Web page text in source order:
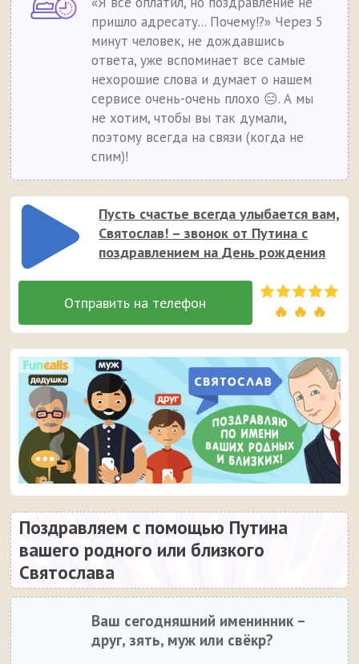
пришло адресату... Почему!?» Через 5
минут человек, не дождавшись
ответа, уже вспоминает все самые
нехорошие слова и думает о нашем
сервисе очень-очень плохо 😑. А мы
не хотим, чтобы вы так думали,
поэтому всегда на связи (когда не
спим)!
Пусть счастье всегда улыбается вам,
Святослав! – звонок от Путина с
поздравлением на День рождения
🔥 🔥 🔥
Поздравляем с помощью Путина
вашего родного или близкого
Святослава
Ваш сегодняшний именинник –
друг, зять, муж или свёкр?